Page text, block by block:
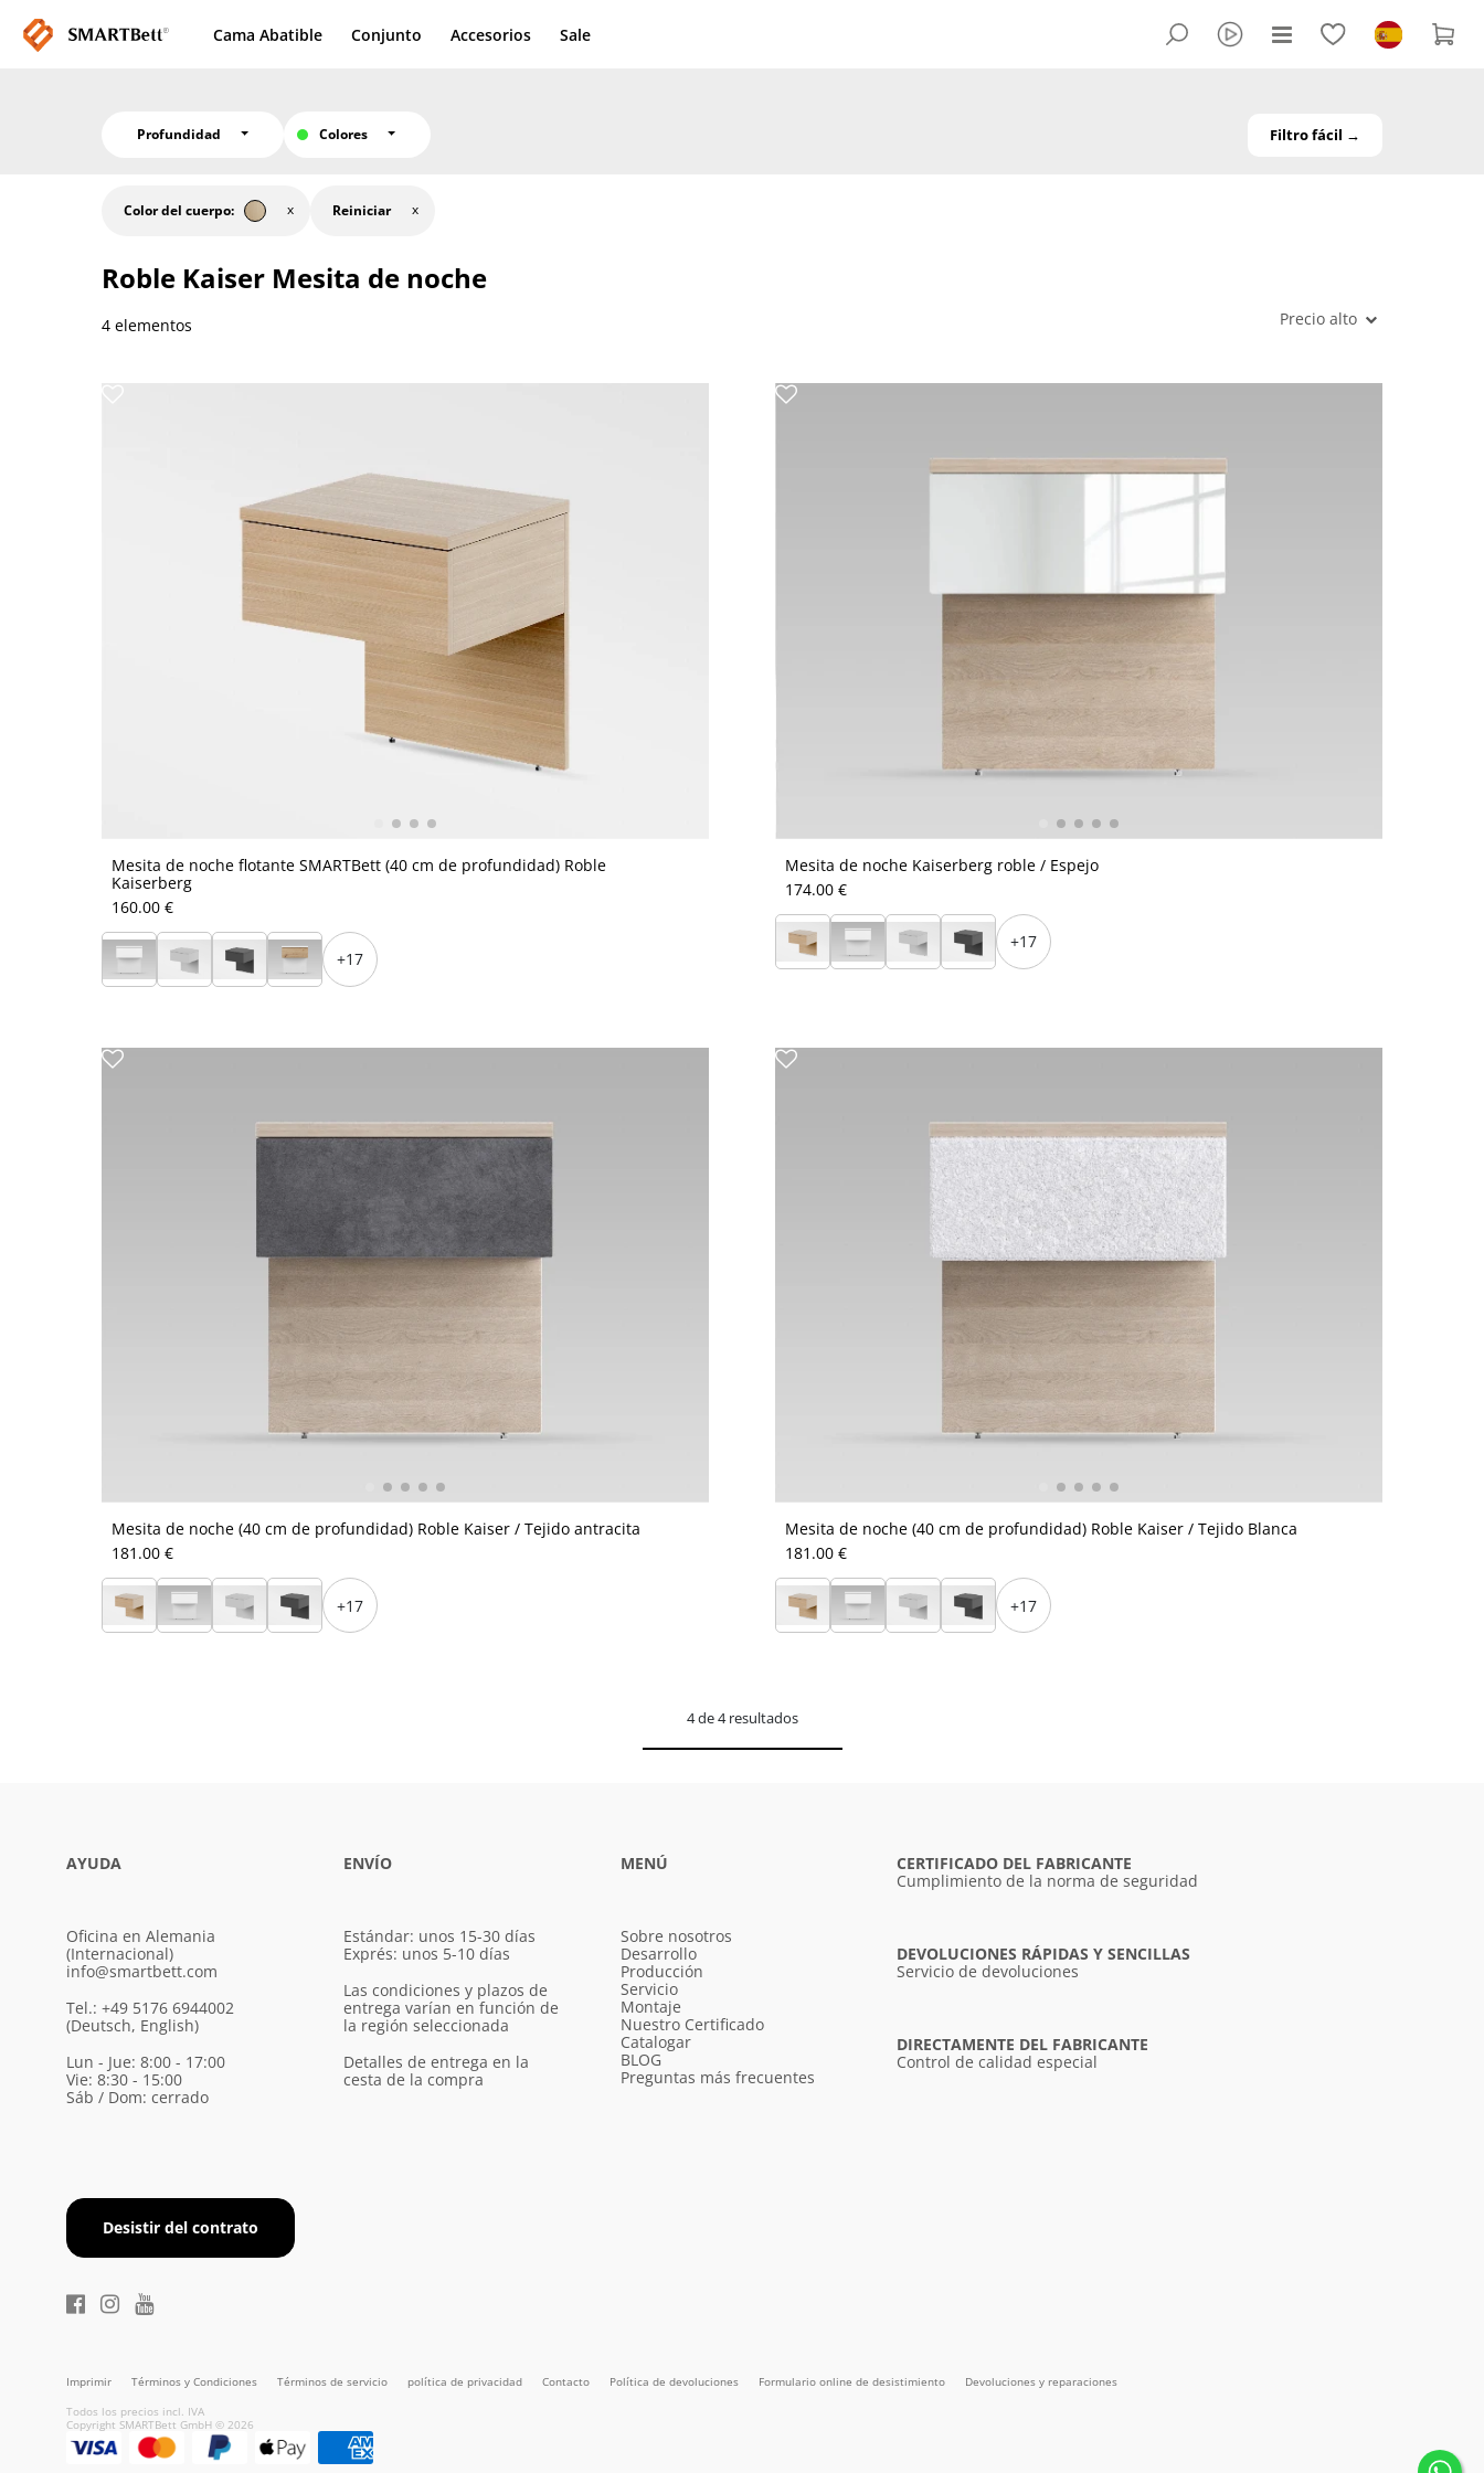
Cama Abatible Conjunto Accesorios Sale
Profundidad Colores Filtro fácil →
Color del cuerpo: Reiniciar
Roble Kaiser Mesita de noche
Precio alto
4 elementos
Mesita de noche flotante SMARTBett (40 cm de profundidad) Roble
Kaiserberg
160.00 €
+17
Mesita de noche Kaiserberg roble / Espejo
174.00 €
+17
Mesita de noche (40 cm de profundidad) Roble Kaiser / Tejido antracita
181.00 €
+17
Mesita de noche (40 cm de profundidad) Roble Kaiser / Tejido Blanca
181.00 €
+17
4 de 4 resultados
AYUDA
Oficina en Alemania
(Internacional)
info@smartbett.com
Tel.: +49 5176 6944002
(Deutsch, English)
Lun - Jue: 8:00 - 17:00
Vie: 8:30 - 15:00
Sáb / Dom: cerrado
Desistir del contrato
ENVÍO
Estándar: unos 15-30 días
Exprés: unos 5-10 días
Las condiciones y plazos de
entrega varían en función de
la región seleccionada
Detalles de entrega en la
cesta de la compra
MENÚ
Sobre nosotros
Desarrollo
Producción
Servicio
Montaje
Nuestro Certificado
Catalogar
BLOG
Preguntas más frecuentes
CERTIFICADO DEL FABRICANTE
Cumplimiento de la norma de seguridad
DEVOLUCIONES RÁPIDAS Y SENCILLAS
Servicio de devoluciones
DIRECTAMENTE DEL FABRICANTE
Control de calidad especial
Imprimir Términos y Condiciones Términos de servicio política de privacidad Contacto Política de devoluciones Formulario online de desistimiento
Devoluciones y reparaciones
Todos los precios incl. IVA
Copyright SMARTBett GmbH © 2026